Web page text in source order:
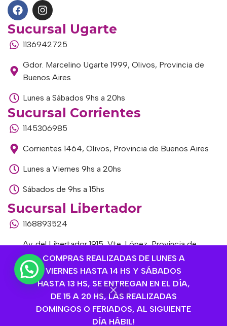
COMPRAS REALIZADAS DE LUNES A
VIERNES HASTA 14 HS Y SÁBADOS
HASTA 13 HS, SE ENTREGAN EN EL DÍA,
DE 15 A 20 HS, LAS REALIZADAS
DOMINGOS O FERIADOS, AL SIGUIENTE
DÍA HÁBIL!
Sucursal Ugarte
1136942725
Gdor. Marcelino Ugarte 1999, Olivos, Provincia de
Buenos Aires
Lunes a Sábados 9hs a 20hs
Sucursal Corrientes
1145306985
Corrientes 1464, Olivos, Provincia de Buenos Aires
Lunes a Viernes 9hs a 20hs
Sábados de 9hs a 15hs
Sucursal Libertador
1168893524
Av. del Libertador 1915, Vte. López, Provincia de
Buenos Aires
Lunes a Viernes de 9hs a 13hs / 16hs a 20hs
Sábados de 9hs a 15hs